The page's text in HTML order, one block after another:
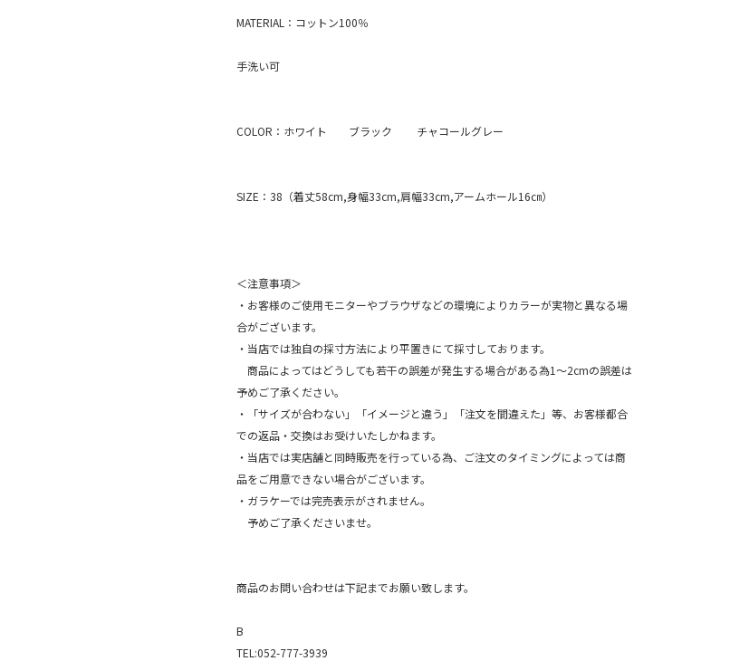
MATERIAL：コットン100％
手洗い可
COLOR：ホワイト ブラック チャコールグレー
SIZE：38（着丈58cm,身幅33cm,肩幅33cm,アームホール16㎝）
＜注意事項＞
・お客様のご使用モニターやブラウザなどの環境によりカラーが実物と異なる場
合がございます。
・当店では独自の採寸方法により平置きにて採寸しております。
商品によってはどうしても若干の誤差が発生する場合がある為1～2cmの誤差は
予めご了承ください。
・「サイズが合わない」「イメージと違う」「注文を間違えた」等、お客様都合
での返品・交換はお受けいたしかねます。
・当店では実店舗と同時販売を行っている為、ご注文のタイミングによっては商
品をご用意できない場合がございます。
・ガラケーでは完売表示がされません。
予めご了承くださいませ。
商品のお問い合わせは下記までお願い致します。
B
TEL:052-777-3939